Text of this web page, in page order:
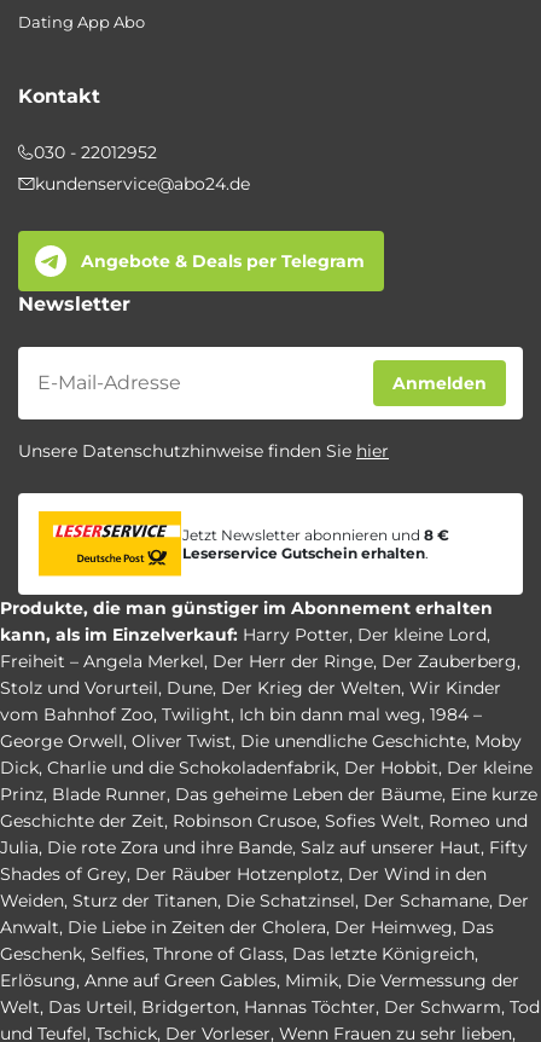
Dating App Abo
Kontakt
030 - 22012952
kundenservice@abo24.de
Angebote & Deals per Telegram
Newsletter
Newsletter
Anmelden
Unsere Datenschutzhinweise finden Sie hier
Jetzt Newsletter abonnieren und 8 €
Leserservice Gutschein erhalten.
Produkte, die man günstiger im Abonnement erhalten
kann, als im Einzelverkauf: Harry Potter, Der kleine Lord,
Freiheit – Angela Merkel, Der Herr der Ringe, Der Zauberberg,
Stolz und Vorurteil, Dune, Der Krieg der Welten, Wir Kinder
vom Bahnhof Zoo, Twilight, Ich bin dann mal weg, 1984 –
George Orwell, Oliver Twist, Die unendliche Geschichte, Moby
Dick, Charlie und die Schokoladenfabrik, Der Hobbit, Der kleine
Prinz, Blade Runner, Das geheime Leben der Bäume, Eine kurze
Geschichte der Zeit, Robinson Crusoe, Sofies Welt, Romeo und
Julia, Die rote Zora und ihre Bande, Salz auf unserer Haut, Fifty
Shades of Grey, Der Räuber Hotzenplotz, Der Wind in den
Weiden, Sturz der Titanen, Die Schatzinsel, Der Schamane, Der
Anwalt, Die Liebe in Zeiten der Cholera, Der Heimweg, Das
Geschenk, Selfies, Throne of Glass, Das letzte Königreich,
Erlösung, Anne auf Green Gables, Mimik, Die Vermessung der
Welt, Das Urteil, Bridgerton, Hannas Töchter, Der Schwarm, Tod
und Teufel, Tschick, Der Vorleser, Wenn Frauen zu sehr lieben,